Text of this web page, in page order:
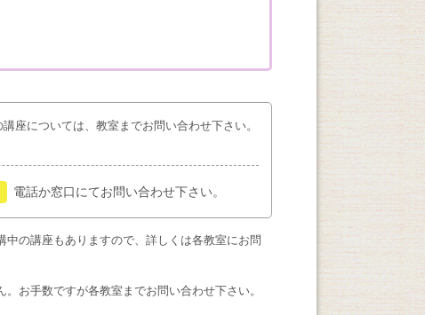
座については、教室までお問い合わせ下さい。
電話か窓口にてお問い合わせ下さい。
の講座もありますので、詳しくは各教室にお問
お手数ですが各教室までお問い合わせ下さい。